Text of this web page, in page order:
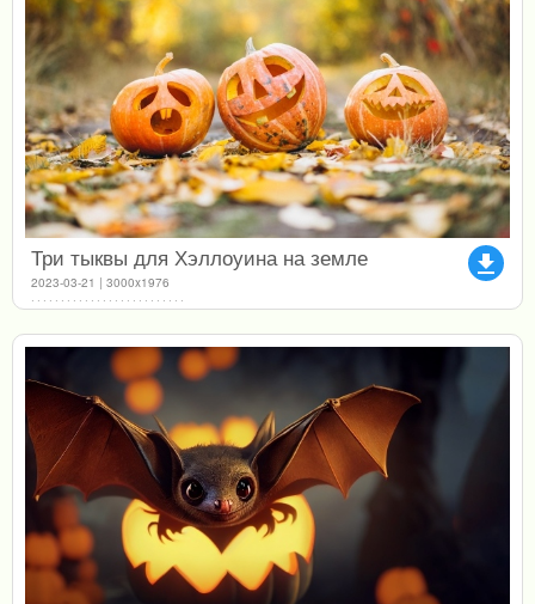
file_download
Три тыквы для Хэллоуина на земле
2023-03-21 | 3000x1976